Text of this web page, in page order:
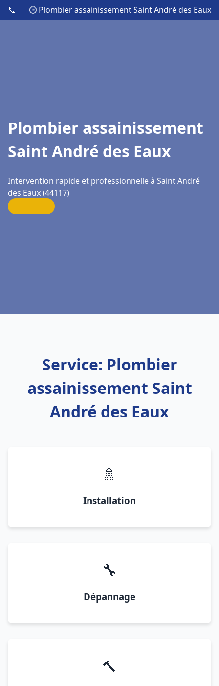
📞 🕒 Plombier assainissement Saint André des Eaux
Plombier assainissement
Saint André des Eaux
Intervention rapide et professionnelle à Saint André
des Eaux (44117)
Service: Plombier
assainissement Saint
André des Eaux
🚿
Installation
🔧
Dépannage
🔨